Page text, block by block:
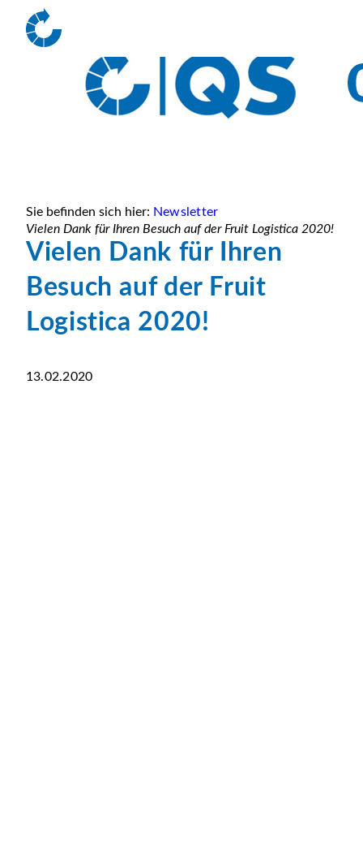
Sie befinden sich hier: Newsletter
Vielen Dank für Ihren Besuch auf der Fruit Logistica 2020!
Vielen Dank für Ihren
Besuch auf der Fruit
Logistica 2020!
13.02.2020